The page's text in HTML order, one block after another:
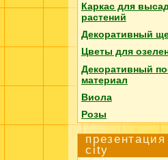
Каркас для
растений
Декоративный
Цветы для
Декоративный
материал
Виола
Розы
city